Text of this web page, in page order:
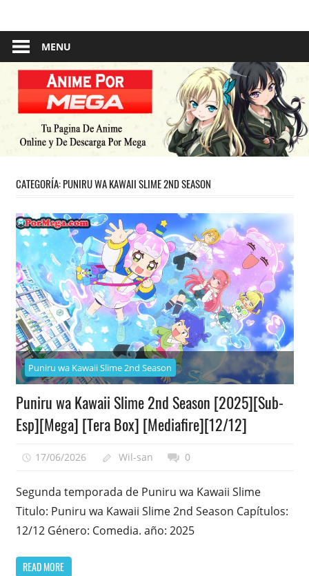
content
Anime
–
Por
Mega
Pagina
De
Descarga
Mega
MENU
CATEGORÍA:PUNIRU WA KAWAII SLIME 2ND SEASON
Puniru wa Kawaii Slime 2nd Season
Puniru wa Kawaii Slime 2nd Season [2025][Sub-
Esp][Mega] [Tera Box] [Mediafire][12/12]
17/06/2026 Wil-san 0
Segunda temporada de Puniru wa Kawaii Slime
Titulo: Puniru wa Kawaii Slime 2nd Season Capítulos:
12/12 Género: Comedia. año: 2025
READ MORE